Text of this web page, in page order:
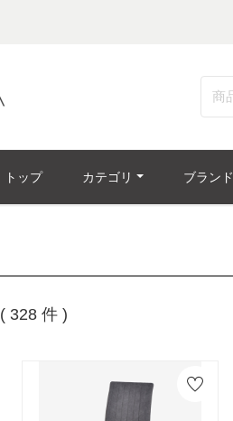
トップ カテゴリ ブランド
( 328 件 )